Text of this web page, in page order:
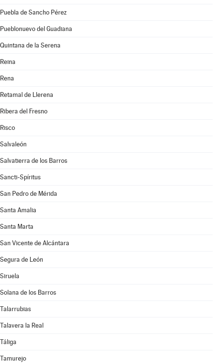
Puebla de Sancho Pérez
Pueblonuevo del Guadiana
Quintana de la Serena
Reina
Rena
Retamal de Llerena
Ribera del Fresno
Risco
Salvaleón
Salvatierra de los Barros
Sancti-Spíritus
San Pedro de Mérida
Santa Amalia
Santa Marta
San Vicente de Alcántara
Segura de León
Siruela
Solana de los Barros
Talarrubias
Talavera la Real
Táliga
Tamurejo